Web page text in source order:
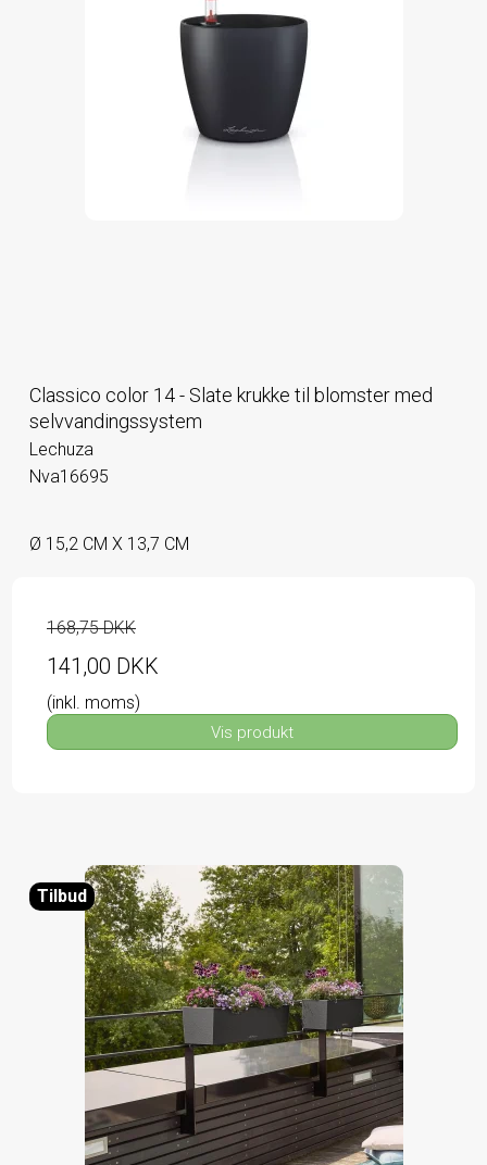
Classico color 14 - Slate krukke til blomster med
selvvandingssystem
Lechuza
Nva16695
Ø 15,2 CM X 13,7 CM
168,75 DKK
141,00 DKK
(inkl. moms)
Vis produkt
Tilbud